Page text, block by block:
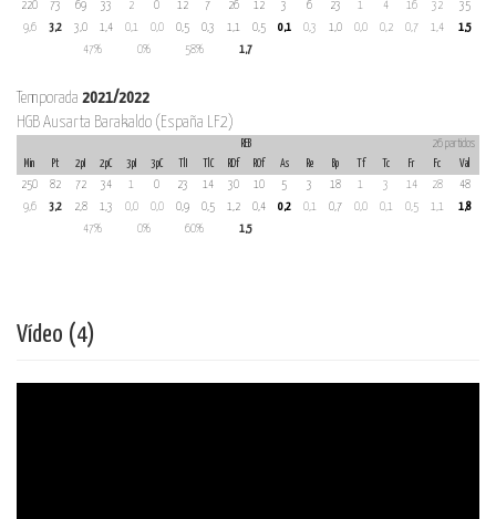
220 73 69 33 2 0 12 7 26 12 3 6 23 1 4 16 32
35
9,6
3,2 3,0 1,4 0,1 0,0 0,5 0,3 1,1 0,5 0,1 0,3 1,0 0,0 0,2 0,7 1,4
1,5
47%
0% 58% 1,7
Temporada 2021/2022
HGB Ausarta Barakaldo (España LF2)
REB
26 partidos
Min
Pt 2pI 2pC 3pI 3pC TlC RDf ROf As Re Bp Tf Tc Fr Fc
Val
250
82 72 34 1 0 23 14 30 10 5 3 18 1 3 14 28
48
9,6
3,2 2,8 1,3 0,0 0,0 0,9 0,5 1,2 0,4 0,2 0,1 0,7 0,0 0,1 0,5 1,1
1,8
47%
0% 60% 1,5
Vídeo (4)